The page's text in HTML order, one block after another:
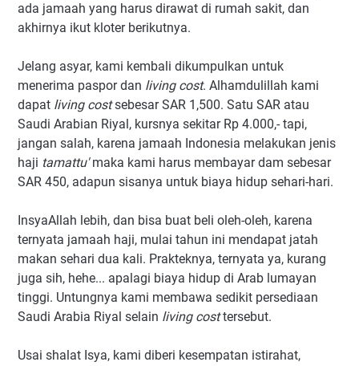
ada jamaah yang harus dirawat di rumah sakit, dan
akhirnya ikut kloter berikutnya.
Jelang asyar, kami kembali dikumpulkan untuk
menerima paspor dan living cost. Alhamdulillah kami
dapat living costsebesar SAR 1,500. Satu SAR atau
Saudi Arabian Riyal, kursnya sekitar Rp 4.000,- tapi,
jangan salah, karena jamaah Indonesia melakukan jenis
haji tamattu'maka kami harus membayar dam sebesar
SAR 450, adapun sisanya untuk biaya hidup sehari-hari.
InsyaAllah lebih, dan bisa buat beli oleh-oleh, karena
ternyata jamaah haji, mulai tahun ini mendapat jatah
makan sehari dua kali. Prakteknya, ternyata ya, kurang
juga sih, hehe... apalagi biaya hidup di Arab lumayan
tinggi. Untungnya kami membawa sedikit persediaan
Saudi Arabia Riyal selain living costtersebut.
Usai shalat Isya, kami diberi kesempatan istirahat,